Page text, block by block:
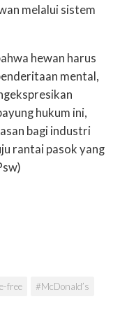
melalui sistem
hewan harus
mental,
hukum ini,
bagi industri
rantai pasok yang
free #McDonald’s